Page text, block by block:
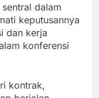
dalam
keputusannya
dan kerja
konferensi
kontrak,